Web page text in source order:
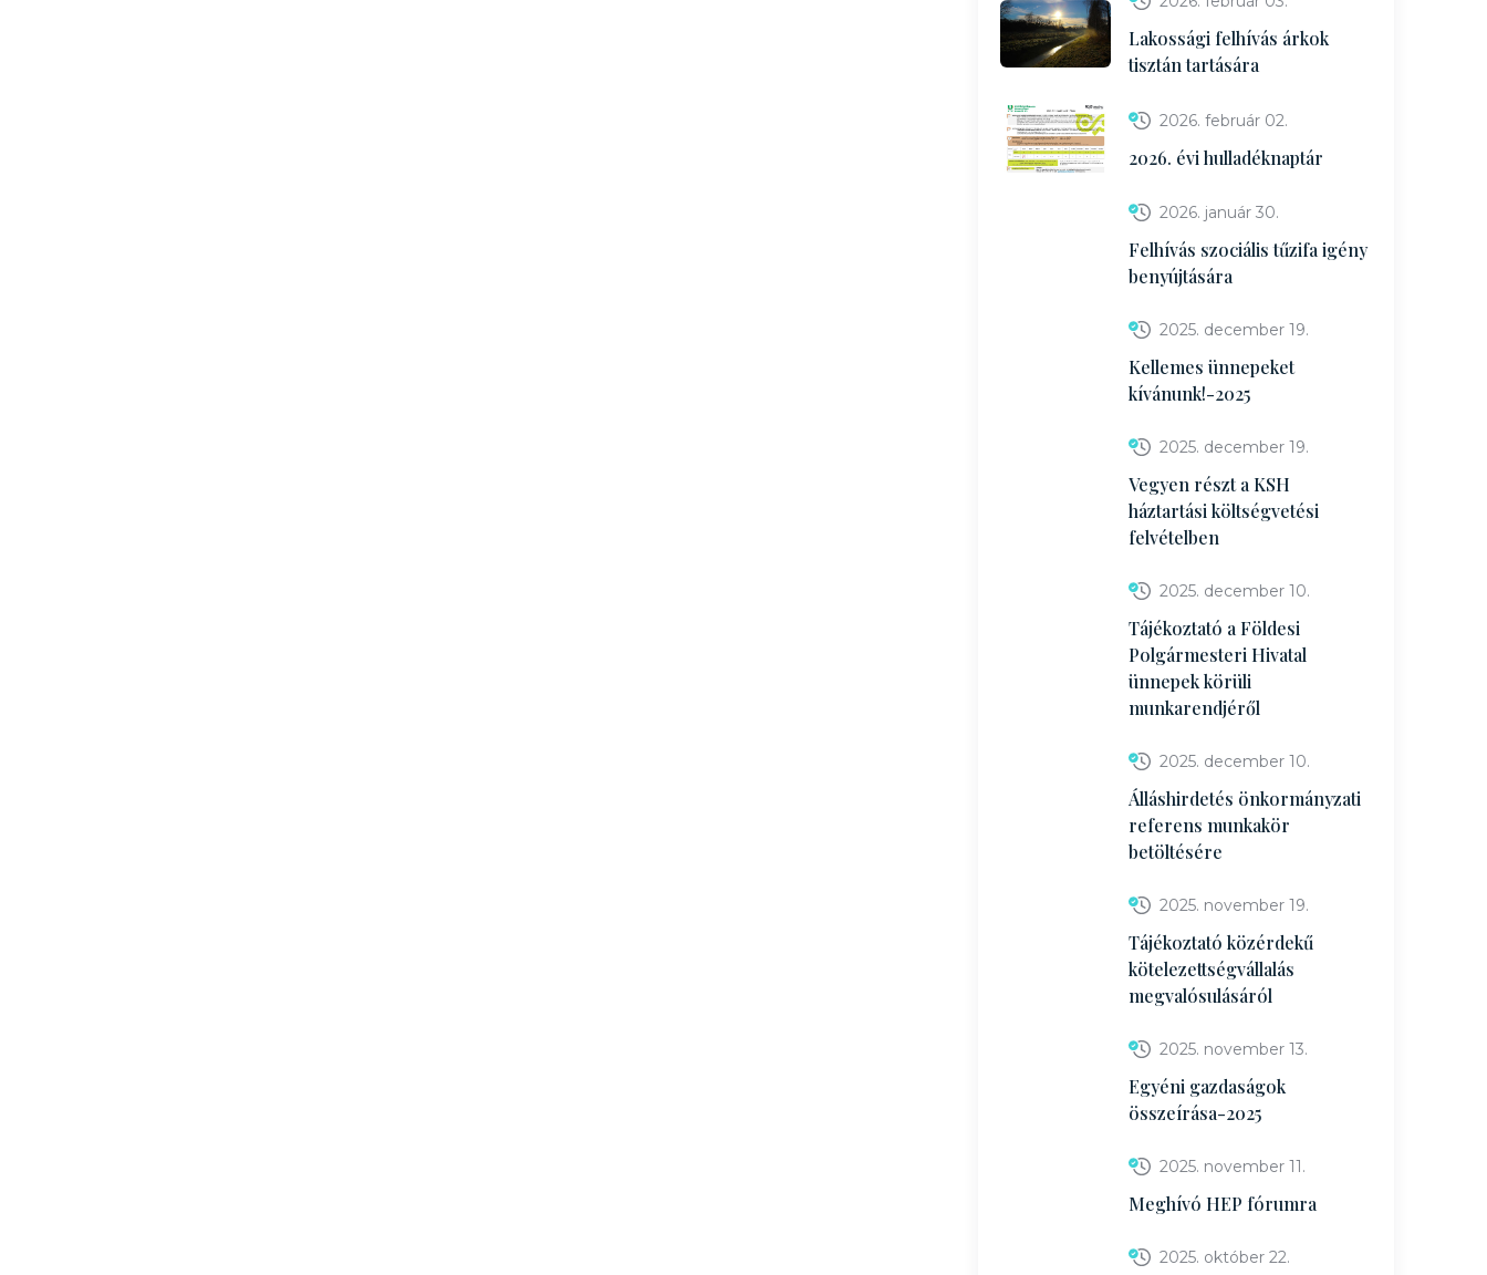
Lakossági felhívás árkok
tisztán tartására
2026. február 02.
2026. évi hulladéknaptár
2026. január 30.
Felhívás szociális tűzifa igény
benyújtására
2025. december 19.
Kellemes ünnepeket
kívánunk!-2025
2025. december 19.
Vegyen részt a KSH
háztartási költségvetési
felvételben
2025. december 10.
Tájékoztató a Földesi
Polgármesteri Hivatal
ünnepek körüli
munkarendjéről
2025. december 10.
Álláshirdetés önkormányzati
referens munkakör
betöltésére
2025. november 19.
Tájékoztató közérdekű
kötelezettségvállalás
megvalósulásáról
2025. november 13.
Egyéni gazdaságok
összeírása-2025
2025. november 11.
Meghívó HEP fórumra
2025. október 22.